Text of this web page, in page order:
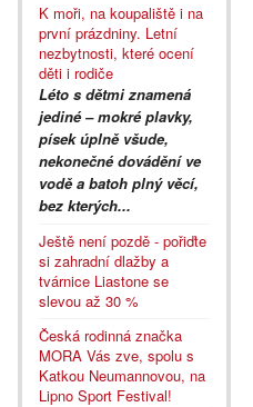
K moři, na koupaliště i na
první prázdniny. Letní
nezbytnosti, které ocení
děti i rodiče
Léto s dětmi znamená
jediné – mokré plavky,
písek úplně všude,
nekonečné dovádění ve
vodě a batoh plný věcí,
bez kterých...
Ještě není pozdě - pořiďte
si zahradní dlažby a
tvárnice Liastone se
slevou až 30 %
Česká rodinná značka
MORA Vás zve, spolu s
Katkou Neumannovou, na
Lipno Sport Festival!